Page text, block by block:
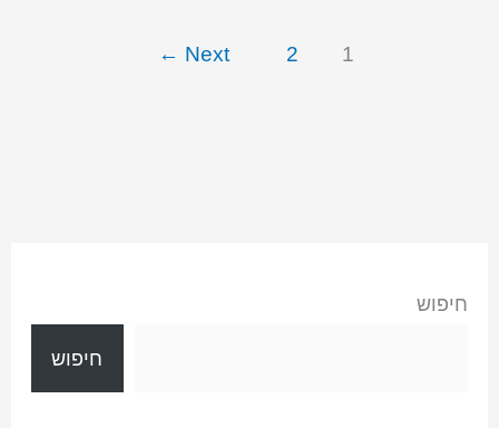
1
2
Next
←
חיפוש
חיפוש